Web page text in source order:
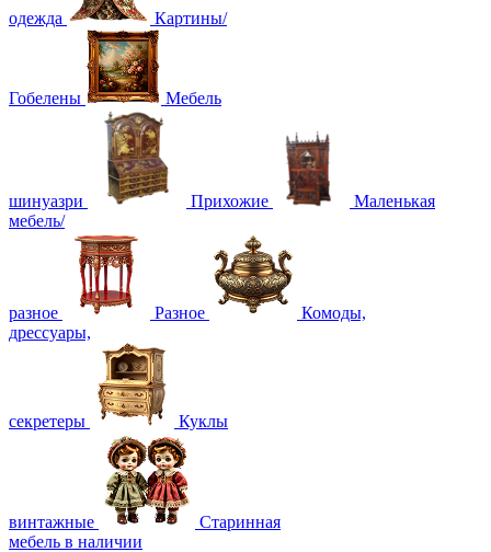
одежда Картины/
Гобелены Мебель
шинуазри Прихожие
Маленькая
мебель/
разное Разное
Комоды,
дрессуары,
секретеры Куклы
винтажные
Старинная
мебель в наличии